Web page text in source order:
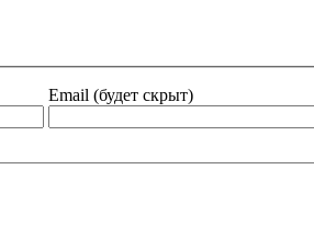
Email (будет скрыт)